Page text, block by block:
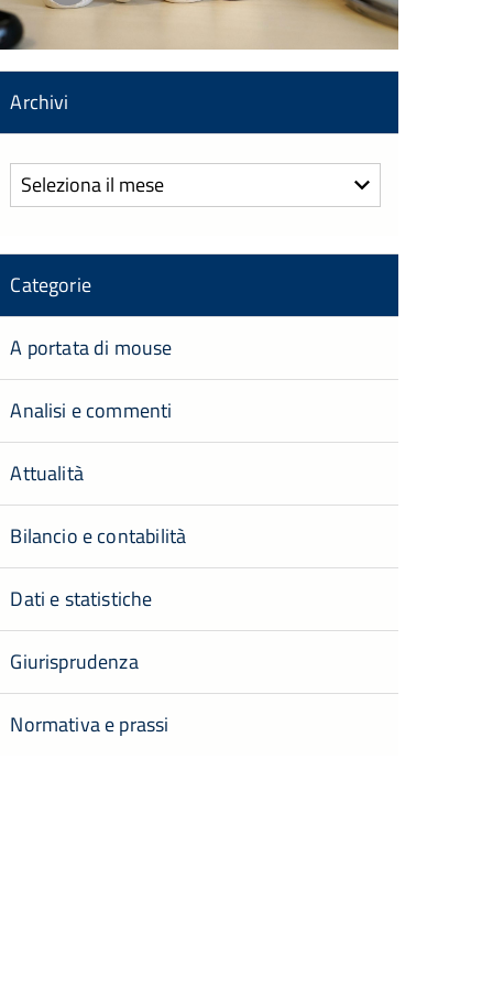
Archivi
Archivi
Categorie
A portata di mouse
Analisi e commenti
Attualità
Bilancio e contabilità
Dati e statistiche
Giurisprudenza
Normativa e prassi